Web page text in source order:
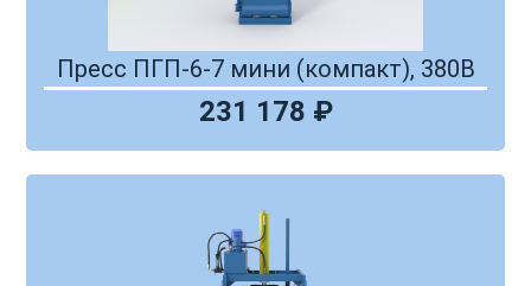
Пpecc ПГП-6-7 мини (кoмпакт), 380В
231 178 ₽